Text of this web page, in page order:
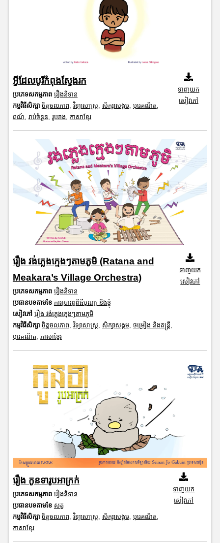
អ្វីដែលបូរីកំពុងស្វែងរក
ប្រភេទសកម្មភាព រឿងនិទាន
កម្មវិធីសិក្សា ចិត្តចលភាព, វិទ្យាសាស្រ្ត, សិក្សាសង្គម, បុរេគណិត,
ពណ៍, រាប់ចំនួន, រូបរាង, ភាសាខ្មែរ
ទាញយក
សៀវភៅ
រឿង វង់ភ្លេងក្មេងៗតាមភូមិ (Ratana and
Meakara’s Village Orchestra)
ប្រភេទសកម្មភាព រឿងនិទាន
ប្រធានបទតាមខែ ការប្រារព្ធពិធីបុណ្យ និងខ្ញុំ
សៀវភៅ រឿង វង់ភ្លេងក្មេងៗតាមភូមិ
កម្មវិធីសិក្សា ចិត្តចលភាព វិទ្យាសាស្រ្ត សិក្សាសង្គម, ចម្រៀង និងតន្ត្រី
បុរេគណិត ភាសាខ្មែរ
ទាញយក
សៀវភៅ
រឿង កូនទារូបអាក្រក់
ប្រភេទសកម្មភាព រឿងនិទាន
ប្រធានបទតាមខែ សត្វ
កម្មវិធីសិក្សា ចិត្តចលភាព វិទ្យាសាស្រ្ត សិក្សាសង្គម, បុរេគណិត
ភាសាខ្មែរ
ទាញយក
សៀវភៅ